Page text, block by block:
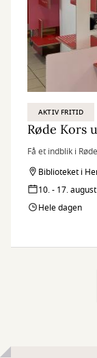
AKTIV FRITID
Røde Kors
Få et indblik i
Biblioteket i
10. - 17.
Hele dagen